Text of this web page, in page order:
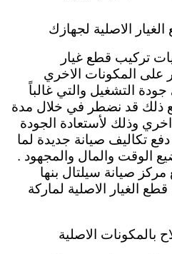
الاصلية لجهازك
تركيب قطع غيار
على المكونات الاخري
التشغيل والتي غالباً
ذلك قد نضطر في خلال مدة
وذلك لأستعادة الجودة
تكاليف صيانة جديدة لما
الوقت والمال والمجهود .
مركز صيانة سيلتال بنها
الغيار الاصلية لماركة
بالمكونات الاصلية